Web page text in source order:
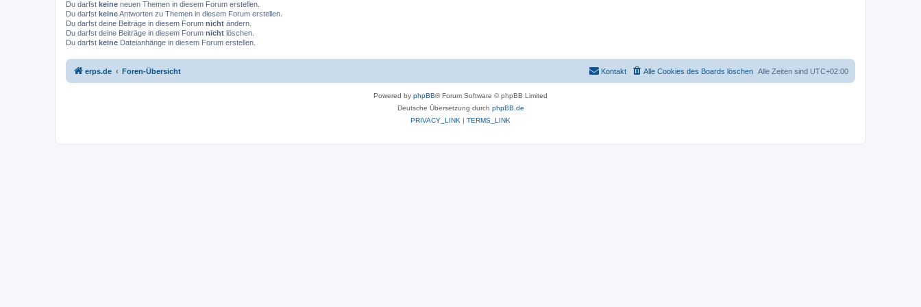
Du darfst keine neuen Themen in diesem Forum erstellen.
Du darfst keineAntworten zu Themen in diesem Forum erstellen.
Du darfst deine Beiträge in diesem Forum nicht ändern.
Du darfst deine Beiträge in diesem Forum nicht löschen.
Du darfst keine Dateianhänge in diesem Forum erstellen.
erps.de Foren-Übersicht Alle Zeiten sind UTC+02:00
Alle Cookies des Boards löschen
Kontakt
Powered by phpBB® Forum Software © phpBB Limited
Deutsche Übersetzung durch phpBB.de
PRIVACY_LINK | TERMS_LINK